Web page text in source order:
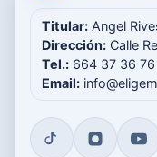
Titular: Angel
Dirección: Calle
Tel.: 664 37 36 76
Email: